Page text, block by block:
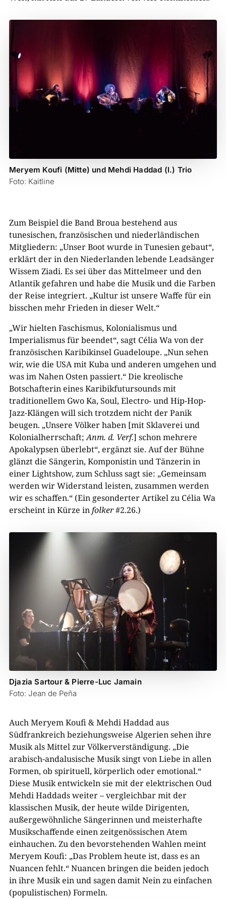
Meryem Koufi (Mitte) und Mehdi Haddad (l.) Trio
Foto: Kaitline
Zum Beispiel die Band Broua bestehend aus
tunesischen, französischen und niederländischen
Mitgliedern: „Unser Boot wurde in Tunesien gebaut“,
erklärt der in den Niederlanden lebende Leadsänger
Wissem Ziadi. Es sei über das Mittelmeer und den
Atlantik gefahren und habe die Musik und die Farben
der Reise integriert. „Kultur ist unsere Waffe für ein
bisschen mehr Frieden in dieser Welt.“
„Wir hielten Faschismus, Kolonialismus und
Imperialismus für beendet“, sagt Célia Wa von der
französischen Karibikinsel Guadeloupe. „Nun sehen
wir, wie die USA mit Kuba und anderen umgehen und
was im Nahen Osten passiert.“ Die kreolische
Botschafterin eines Karibikfutursounds mit
traditionellem Gwo Ka, Soul, Electro- und Hip-Hop-
Jazz-Klängen will sich trotzdem nicht der Panik
beugen. „Unsere Völker haben [mit Sklaverei und
Kolonialherrschaft;Anm. d. Verf.] schon mehrere
Apokalypsen überlebt“, ergänzt sie. Auf der Bühne
glänzt die Sängerin, Komponistin und Tänzerin in
einer Lightshow, zum Schluss sagt sie: „Gemeinsam
werden wir Widerstand leisten, zusammen werden
wir es schaffen.“ (Ein gesonderter Artikel zu Célia Wa
erscheint in Kürze infolker#2.26.)
Djazia Sartour & Pierre-Luc Jamain
Foto: Jean de Peña
Auch Meryem Koufi & Mehdi Haddad aus
Südfrankreich beziehungsweise Algerien sehen ihre
Musik als Mittel zur Völkerverständigung. „Die
arabisch-andalusische Musik singt von Liebe in allen
Formen, ob spirituell, körperlich oder emotional.“
Diese Musik entwickeln sie mit der elektrischen Oud
Mehdi Haddads weiter – vergleichbar mit der
klassischen Musik, der heute wilde Dirigenten,
außergewöhnliche Sängerinnen und meisterhafte
Musikschaffende einen zeitgenössischen Atem
einhauchen. Zu den bevorstehenden Wahlen meint
Meryem Koufi: „Das Problem heute ist, dass es an
Nuancen fehlt.“ Nuancen bringen die beiden jedoch
in ihre Musik ein und sagen damit Nein zu einfachen
(populistischen) Formeln.